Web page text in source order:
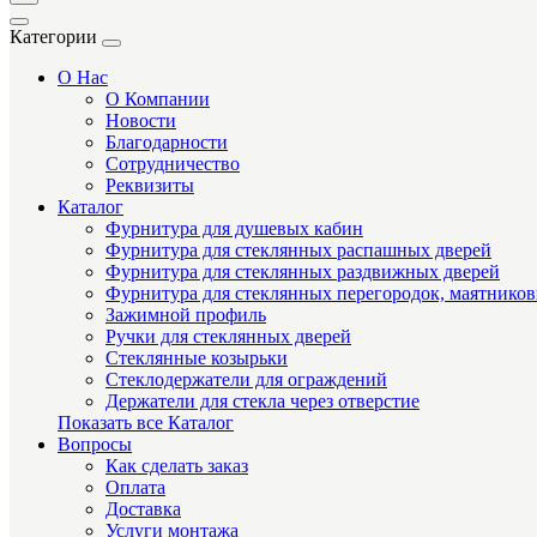
Категории
О Нас
О Компании
Новости
Благодарности
Сотрудничество
Реквизиты
Каталог
Фурнитура для душевых кабин
Фурнитура для стеклянных распашных дверей
Фурнитура для стеклянных раздвижных дверей
Фурнитура для стеклянных перегородок,
Зажимной профиль
Ручки для стеклянных дверей
Стеклянные козырьки
Стеклодержатели для ограждений
Держатели для стекла через отверстие
Показать все Каталог
Вопросы
Как сделать заказ
Оплата
Доставка
Услуги монтажа